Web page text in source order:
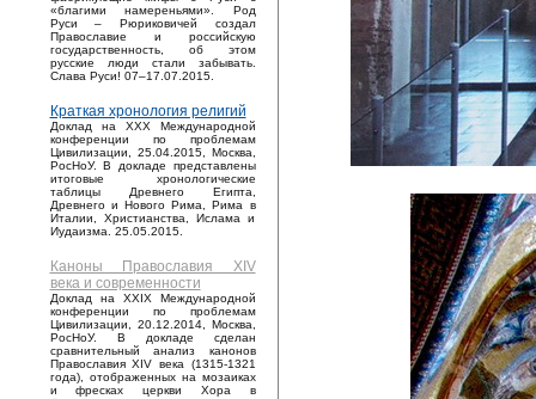
«благими намереньями». Род
Руси – Рюриковичей создал
Православие и российскую
государственность, об этом
русские люди стали забывать.
Слава Руси! 07–17.07.2015.
Краткая хронология религий
Доклад на XXX Международной
конференции по проблемам
Цивилизации, 25.04.2015, Москва,
РосНоУ. В докладе представлены
итоговые хронологические
таблицы Древнего Египта,
Древнего и Нового Рима, Рима в
Италии, Христианства, Ислама и
Иудаизма. 25.05.2015.
Каноны Православия XIV
века и современности
Доклад на XXIX Международной
конференции по проблемам
Цивилизации, 20.12.2014, Москва,
РосНоУ. В докладе сделан
сравнительный анализ канонов
Православия XIV века (1315-1321
года), отображенных на мозаиках
и фресках церкви Хора в